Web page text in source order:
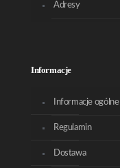
Adresy
Informacje
Informacje ogólne
Regulamin
Dostawa